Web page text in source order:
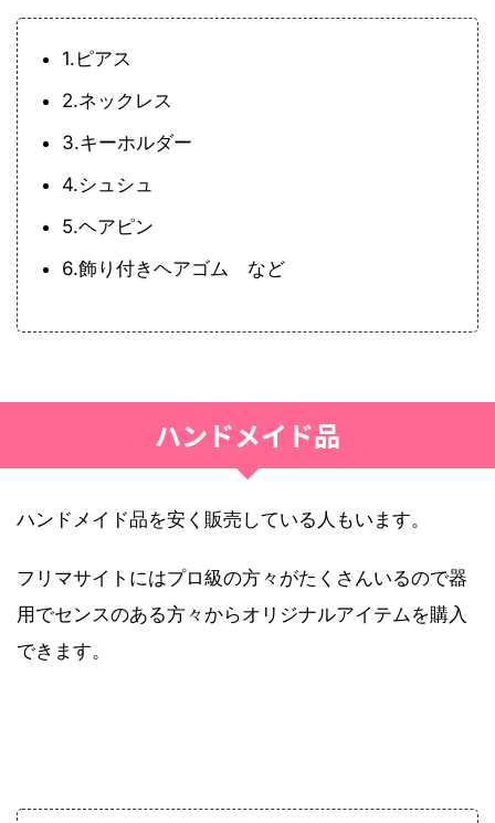
1.ピアス
2.ネックレス
3.キーホルダー
4.シュシュ
5.ヘアピン
6.飾り付きヘアゴム など
ハンドメイド品
ハンドメイド品を安く販売している人もいます。
フリマサイトにはプロ級の方々がたくさんいるので器
用でセンスのある方々からオリジナルアイテムを購入
できます。